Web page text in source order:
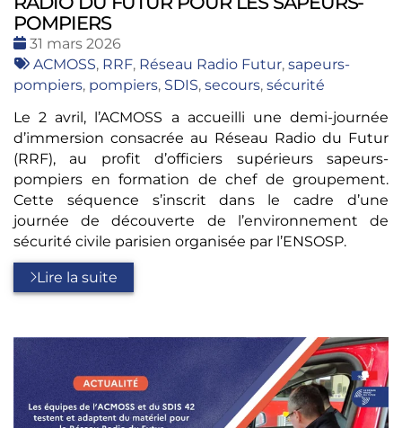
POMPIERS
Date
:
31 mars 2026
Tags
:
ACMOSS, RRF, Réseau Radio Futur, sapeurs-
pompiers, pompiers, SDIS, secours, sécurité
Le 2 avril, l’ACMOSS a accueilli une demi-journée
d’immersion consacrée au Réseau Radio du Futur
(RRF), au profit d’officiers supérieurs sapeurs-
pompiers en formation de chef de groupement.
Cette séquence s’inscrit dans le cadre d’une
journée de découverte de l’environnement de
sécurité civile parisien organisée par l’ENSOSP.
Lire la suite